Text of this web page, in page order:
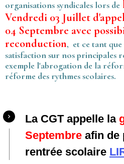
organisations syndicales lors de
Vendredi 03 Juillet
04 Septembre avec
reconduction, et ce tant
satisfaction sur nos principales
exemple l'abrogation de la
réforme des rythmes scolaires.
La CGT appelle la
Septembre afin de
rentrée scolaire